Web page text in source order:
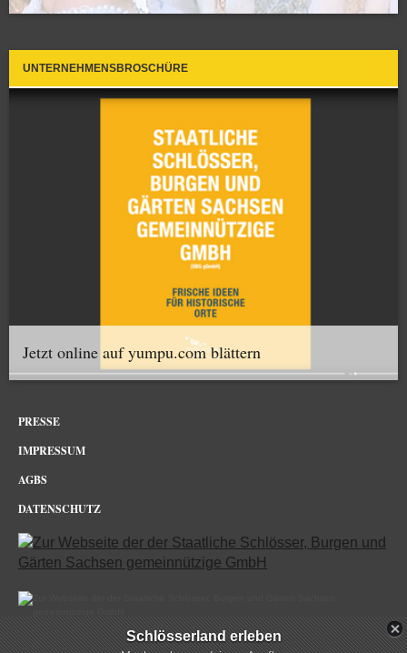
UNTERNEHMENSBROSCHÜRE
Jetzt online auf yumpu.com blättern
PRESSE
IMPRESSUM
AGBS
DATENSCHUTZ
Dresdner Zwinger im Netz
Schlösserland erleben